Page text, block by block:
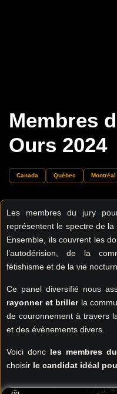
Membres
Ours 2024
Canada Québec Montréal
Les membres du jury
représentent le spectre de
Ensemble, ils couvrent les
l’autodérision, de la
fétishisme et de la vie
Ce panel diversifié nous
rayonner et brillerla
de couronnement à travers
et des évènements divers.
Voici donc les membres
choisir le candidat idéal